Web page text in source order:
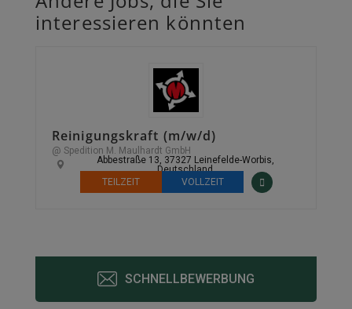
interessieren könnten
Reinigungskraft (m/w/d)
@ Spedition M. Maulhardt GmbH
Abbestraße 13, 37327 Leinefelde-Worbis,
Deutschland
TEILZEIT
VOLLZEIT
SCHNELLBEWERBUNG